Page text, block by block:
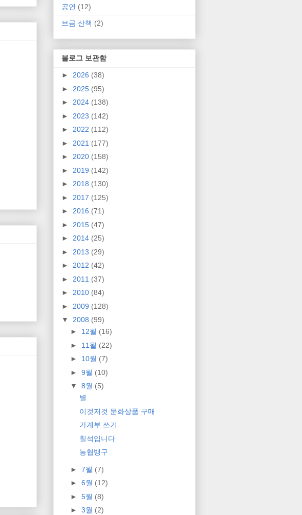
공연 (12)
브금 산책 (2)
블로그 보관함
► 2026 (38)
► 2025 (95)
► 2024 (138)
► 2023 (142)
► 2022 (112)
► 2021 (177)
► 2020 (158)
► 2019 (142)
► 2018 (130)
► 2017 (125)
► 2016 (71)
► 2015 (47)
► 2014 (25)
► 2013 (29)
► 2012 (42)
► 2011 (37)
► 2010 (84)
► 2009 (128)
▼ 2008 (99)
► 12월 (16)
► 11월 (22)
► 10월 (7)
► 9월 (10)
▼ 8월 (5)
별
이것저것 문화상품 구매
가계부 쓰기
칠석입니다
농협뱅구
► 7월 (7)
► 6월 (12)
► 5월 (8)
► 3월 (2)